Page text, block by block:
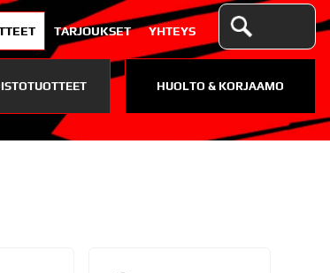
TARJOUKSET YHTEYS
HUOLTO & KORJAAMO